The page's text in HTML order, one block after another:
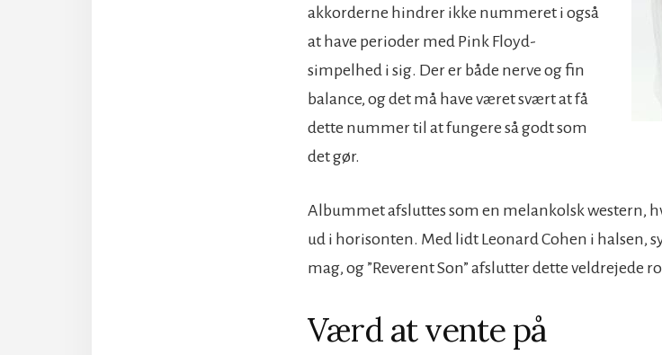
akkorderne hindrer ikke nummeret i også
at have perioder med Pink Floyd-
simpelhed i sig. Der er både nerve og fin
balance, og det må have været svært at få
dette nummer til at fungere så godt som
det gør.
Albummet afsluttes som en melankolsk western,
ud i horisonten. Med lidt Leonard Cohen i halsen,
mag, og ”Reverent Son” afslutter dette veldrejede
Værd at vente på